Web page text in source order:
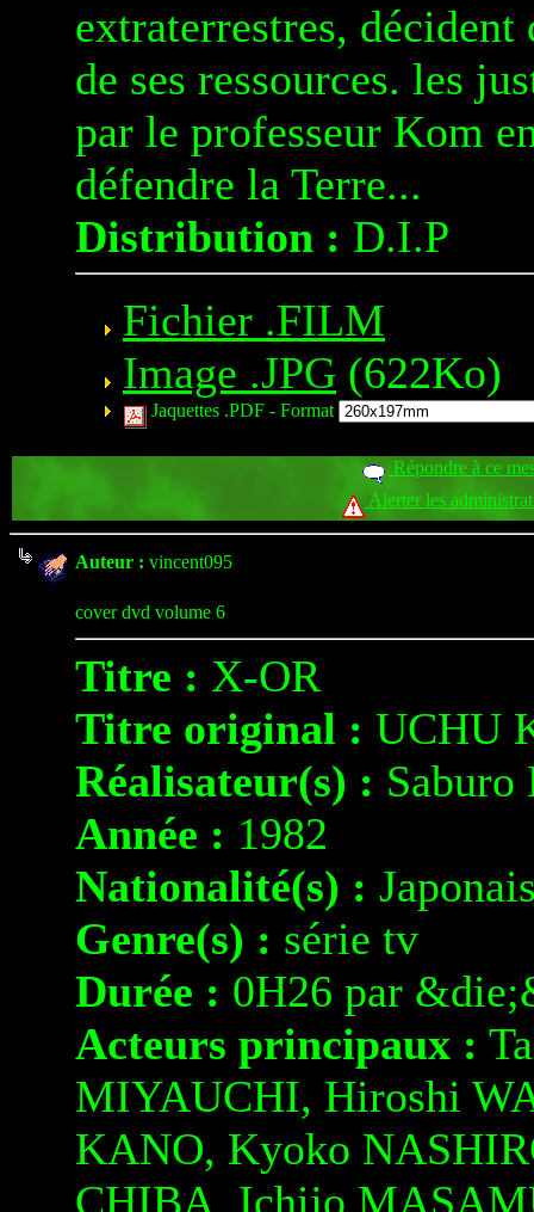
extraterrestres,
de ses ressources. les
par le professeur Kom
défendre la Terre...
Distribution : D.I.P
Fichier .FILM
Image .JPG (622Ko)
Jaquettes .PDF - Format
Répondre à ce
Alerter les
Auteur : vincent095
cover dvd volume 6
Titre : X-OR
Titre original : UCHU
Réalisateur(s) : Saburo
Année : 1982
Nationalité(s) :
Genre(s) : série tv
Durée : 0H26 par
Acteurs principaux :
MIYAUCHI, Hiroshi
KANO, Kyoko
CHIBA, Ichijo